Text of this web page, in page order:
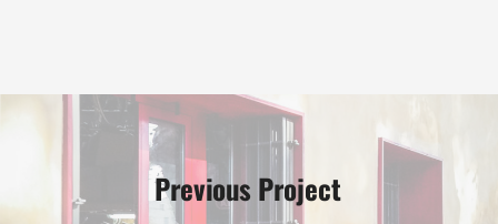
Previous Project